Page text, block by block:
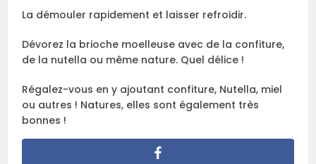
La démouler rapidement et laisser refroidir.
Dévorez la brioche moelleuse avec de la confiture,
de la nutella ou même nature. Quel délice !
Régalez-vous en y ajoutant confiture, Nutella, miel
ou autres ! Natures, elles sont également très
bonnes !